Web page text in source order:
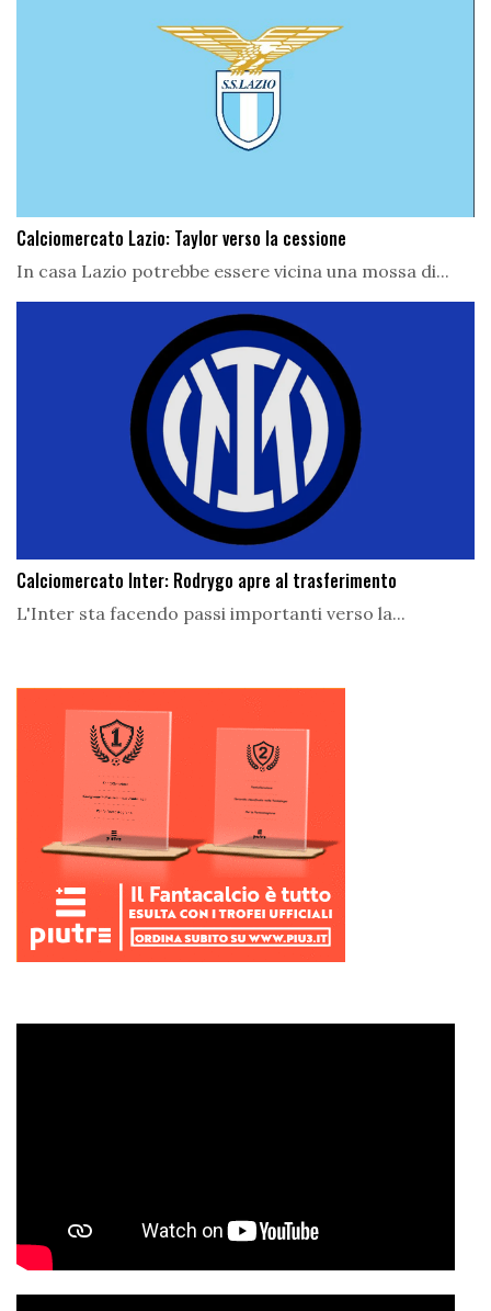
Calciomercato Lazio: Taylor verso la cessione
In casa Lazio potrebbe essere vicina una mossa di...
Calciomercato Inter: Rodrygo apre al trasferimento
L'Inter sta facendo passi importanti verso la...